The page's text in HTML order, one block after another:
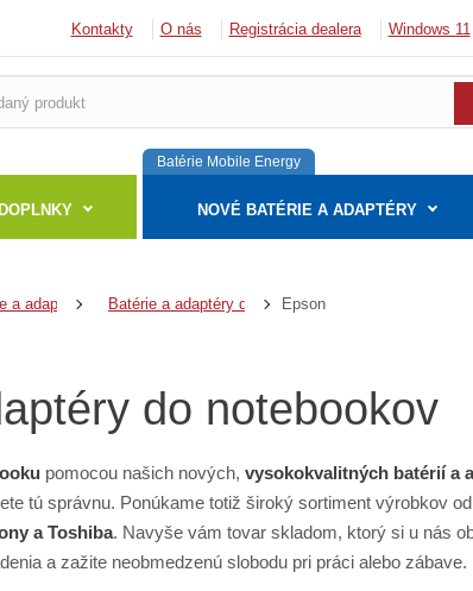
Kontakty O nás Registrácia dealera Windows 11
Batérie Mobile Energy
NOVÉ BATÉRIE A ADAPTÉRY
a adaptéry Batérie a adaptéry do notebookov
Epson
do notebookov
pomocou našich nových, vysokokvalitných batérií a
tú správnu. Ponúkame totiž široký sortiment výrobkov
a Toshiba. Navyše vám tovar skladom, ktorý si u nás
a zažite neobmedzenú slobodu pri práci alebo zábave.